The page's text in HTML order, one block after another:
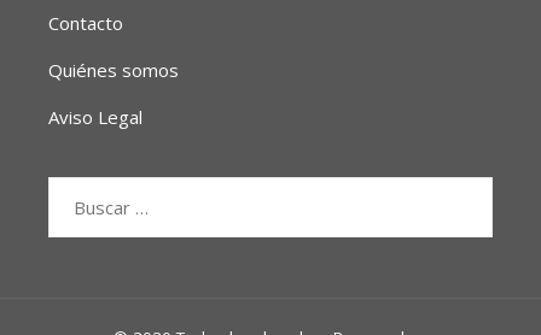
Contacto
Quiénes somos
Aviso Legal